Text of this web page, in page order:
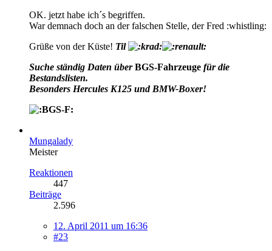
OK. jetzt habe ich´s begriffen.
War demnach doch an der falschen Stelle, der Fred :whistling:
Grüße von der Küste! Til
Suche ständig Daten überBGS-Fahrzeuge für die
Bestandslisten.
Besonders Hercules K125 und BMW-Boxer!
Mungalady
Meister
Reaktionen
447
Beiträge
2.596
12. April 2011 um 16:36
#23